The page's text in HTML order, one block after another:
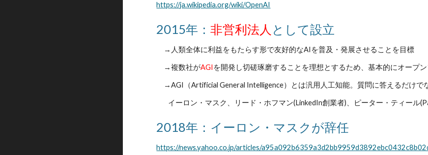
https://ja.wikipedia.org/wiki/OpenAI
2015年：非営利法人 として設立
→人類全体に利益をもたらす形で友好的なAIを普及・発展させることを目標
→複数社がAGI を開発し切磋琢磨することを理想とするため、基本的にオープ
→AGI（Artificial General Intelligence）とは汎用人工知能。質問に答えるだけで
イーロン・マスク、リード・ホフマン(LinkedIn創業者)、ピーター・ティール(
2018年：イーロン・マスクが辞任
https://news.yahoo.co.jp/articles/